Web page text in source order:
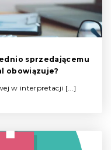
sprzedającemu
obowiązuje?
w interpretacji [...]